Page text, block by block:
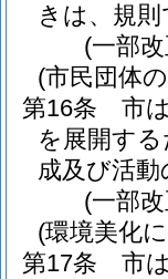
きは、規
(一部
(市民団体
第16条
市
を展開す
成及び活
(一部
(環境美化
第17条
市